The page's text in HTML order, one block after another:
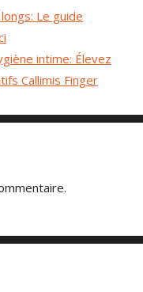
Le guide
intime: Élevez
Callimis Finger